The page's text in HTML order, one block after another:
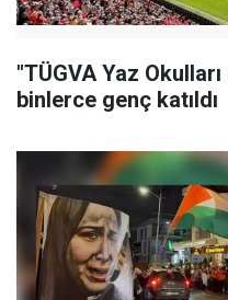
"TÜGVA Yaz
binlerce genç katıldı